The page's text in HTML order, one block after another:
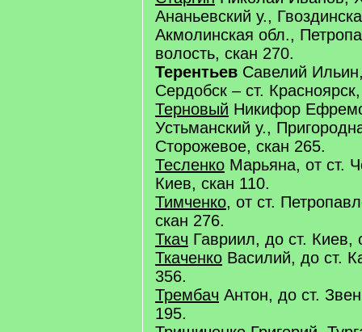
Ананьевский у.,
Акмолинская обл.,
волость, скан 270.
Терентьев Савелий
Сердобск – ст.
Терновый Никифор
Устьманский у.,
Сторожевое, скан 265.
Тесленко Марьяна, от ст.
Киев, скан 110.
Тимченко, от ст.
скан 276.
Ткач Гавриил, до ст. Киев,
Ткаченко Василий, до ст.
356.
Трембач Антон, до ст.
195.